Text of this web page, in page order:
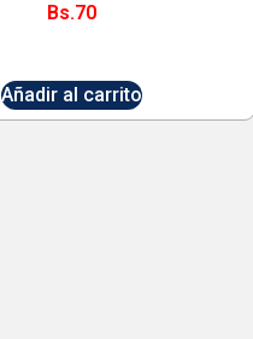
Bs.70
Añadir al carrito